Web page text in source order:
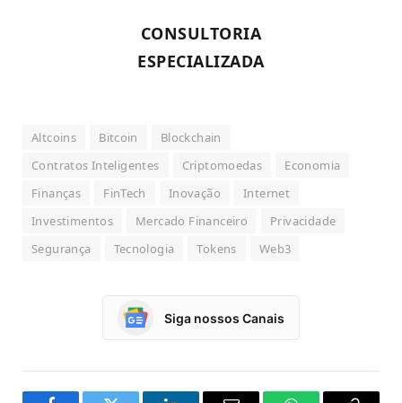
CONSULTORIA
ESPECIALIZADA
Altcoins Bitcoin
Blockchain
Contratos Inteligentes
Criptomoedas
Economia
Finanças
FinTech Inovação
Internet
Investimentos
Mercado Financeiro
Privacidade
Segurança
Tecnologia Tokens Web3
Siga nossos Canais